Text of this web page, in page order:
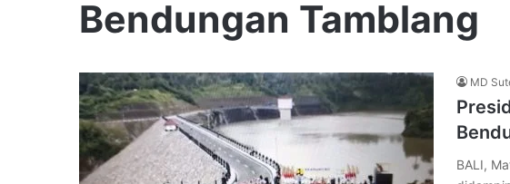
Bendungan Tamblang
MD
BALI,